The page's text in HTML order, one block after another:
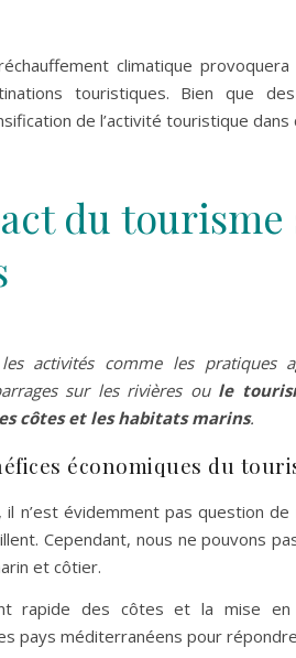
climatique
touristiques. Bien que
de l’activité touristique
du
les activités comme les
sur les rivières ou le
côtes et les habitats marins.
économiques du
il n’est évidemment pas question
Cependant, nous ne pouvons
et côtier.
rapide des côtes et la mise
pays méditerranéens pour